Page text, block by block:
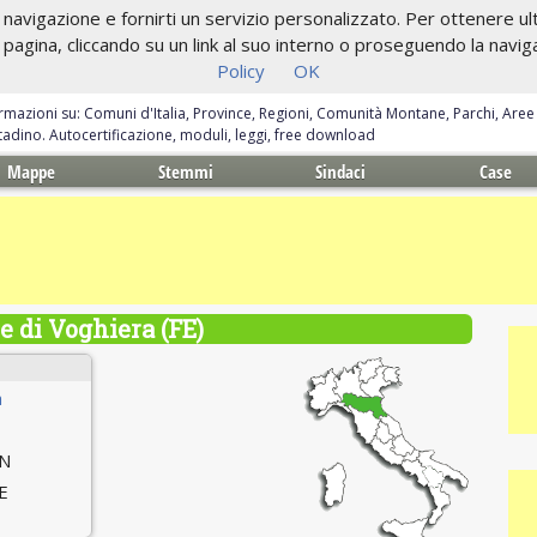
e fornirti un servizio personalizzato. Per ottenere
cliccando su un link al suo interno o proseguendo la
Policy
OK
su: Comuni d'Italia, Province, Regioni, Comunità Montane, Parchi,
Autocertificazione, moduli, leggi, free download
Mappe Stemmi Sindaci Case
di Voghiera (FE)